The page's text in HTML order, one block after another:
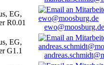
EG,
R0.01
ewo@moosburg.de
EG,
G1.1